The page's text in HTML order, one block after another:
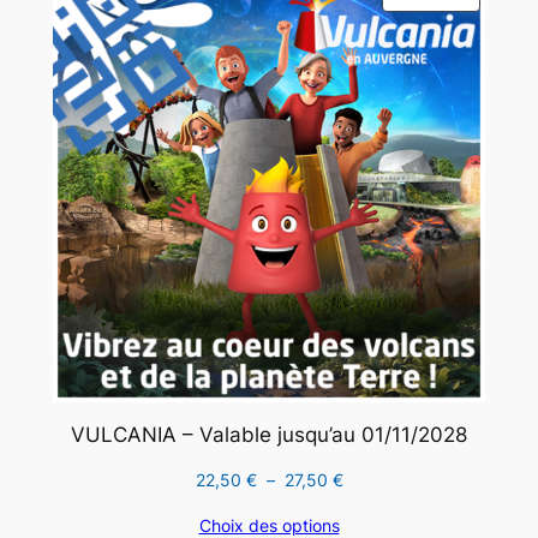
EN
VULCANIA – Valable jusqu’au 01/11/2028
22,50 € – 27,50 €Plage
Choix des options